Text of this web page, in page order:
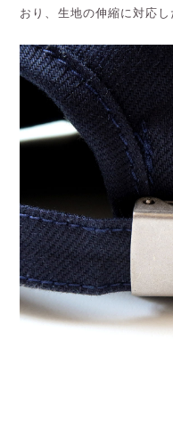
おり、生地の伸縮に対応